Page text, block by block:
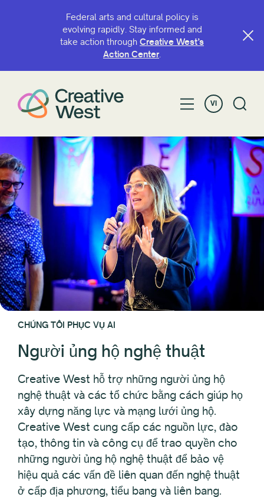
Federal arts and cultural policy is
evolving rapidly. Stay informed and
take action through Creative West’s
Action Center.
VI
CHÚNG TÔI PHỤC VỤ AI
Người ủng hộ nghệ thuật
Creative West hỗ trợ những người ủng hộ
nghệ thuật và các tổ chức bằng cách giúp họ
xây dựng năng lực và mạng lưới ủng hộ.
Creative West cung cấp các nguồn lực, đào
tạo, thông tin và công cụ để trao quyền cho
những người ủng hộ nghệ thuật để bảo vệ
hiệu quả các vấn đề liên quan đến nghệ thuật
ở cấp địa phương, tiểu bang và liên bang.